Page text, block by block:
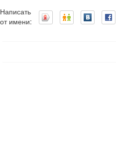
Написать
от имени: